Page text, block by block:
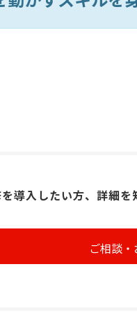
導入したい方、詳細
ご相談